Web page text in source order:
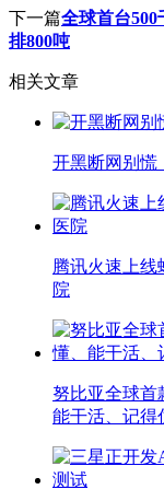
下一篇全球首台
排800吨
相关文章
开黑断网别慌
腾讯火速上线
院
努比亚全球首
能干活、记得